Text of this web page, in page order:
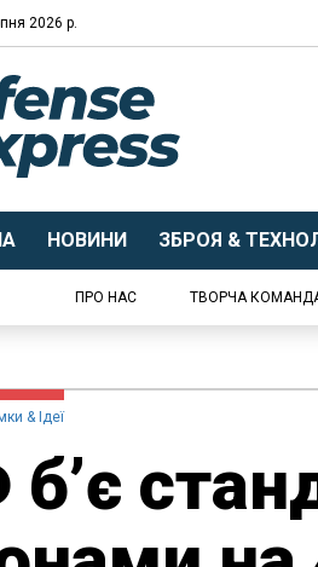
2026 р.
НОВИНИ ЗБРОЯ &
ПРО НАС ТВОРЧА
& Ідеї